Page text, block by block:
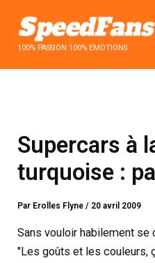
contenu100% PASSION 100% EMOTIONS
Supercars à
turquoise :
Par Erolles Flyne/ 20 avril 2009
Sans vouloir habilement
"Les goûts et les couleurs,